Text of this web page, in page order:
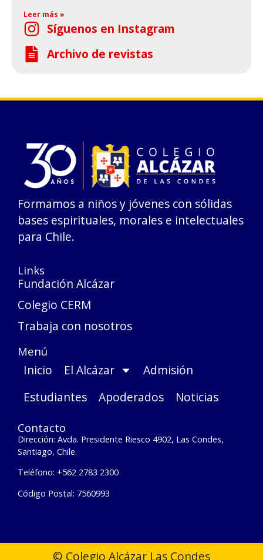
Leer más »
Síguenos en Instagram
Archivo de revistas
Formamos a niños y jóvenes con sólidas
bases espirituales, morales e intelectuales
para Chile.
Links
Fundación Alcázar
Colegio CERM
Trabaja con nosotros
Menú
Inicio El Alcázar
Admisión
Estudiantes
Apoderados Noticias
Contacto
Dirección: Avda. Presidente Riesco 4902, Las Condes,
Santiago, Chile.
Teléfono: +562 2783 2300
Código Postal: 7560993
© Colegio Alcázar Las Condes